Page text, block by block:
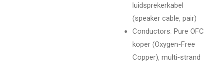
luidsprekerkabel
(speaker cable, pair)
Conductors: Pure OFC
koper (Oxygen-Free
Copper), multi-strand